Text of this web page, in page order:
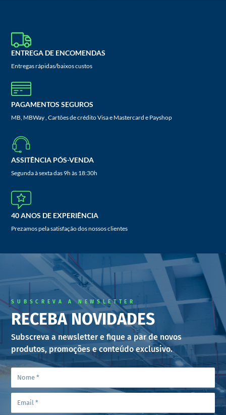
ENTREGA DE ENCOMENDAS
Entregas rápidas/baixos custos
PAGAMENTOS SEGUROS
MB, MBWay , Cartões de crédito Visa e Mastercard e Payshop
ASSITÊNCIA PÓS-VENDA
Segunda à sexta das 9h às 18:30h
40 ANOS DE EXPERIÊNCIA
Prezamos pela satisfação dos nossos clientes
SUBSCREVA A NEWSLETTER
RECEBA NOVIDADES
Subscreva a newsletter e fique a par de novos
produtos, promoções e conteúdo exclusivo.